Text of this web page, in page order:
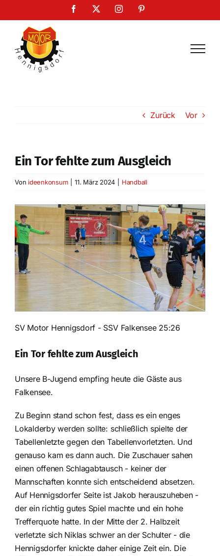
Inhalt
springen
Facebook InstagramPinterest
Zurück Vor
Ein Tor fehlte zum Ausgleich
Von ideenkonsum 11. März 2024 Handball
SV Motor Hennigsdorf - SSV Falkensee 25:26
Ein Tor fehlte zum Ausgleich
Unsere B-Jugend empfing heute die Gäste aus
Falkensee.
Zu Beginn stand schon fest, dass es ein enges
Lokalderby werden sollte: schließlich spielte der
Tabellenletzte gegen den Tabellenvorletzten. Und
genauso kam es dann auch. Die Zuschauer sahen
einen offenen Schlagabtausch - keiner der
Mannschaften konnte sich entscheidend absetzen.
Auf Hennigsdorfer Seite ist Jakob herauszuheben -
der ein richtig gutes Spiel machte und ein hohe
Trefferquote hatte. In der Mitte der 2. Halbzeit
verletzte sich Niklas schwer an der Schulter - die
Hennigsdorfer knickte daher einige Zeit ein. Die